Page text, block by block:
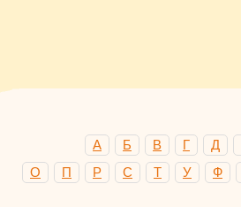
А Б В Г Д
О
П Р С Т У Ф